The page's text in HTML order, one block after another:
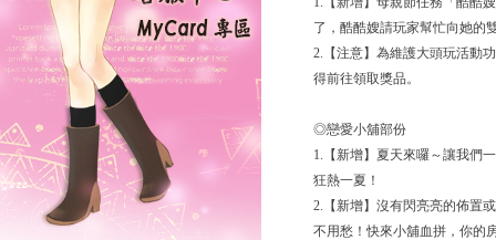
了，酷酷嫂請玩家幫忙向她的
2.【注意】為維護大頭玩活動
得前往領取獎品。
◎戀愛小舖部份
1.【新增】夏天來囉～讓我們
狂熱一夏！
2.【新增】沒有閃亮亮的佈置
不用愁！快來小舖血拼，你的